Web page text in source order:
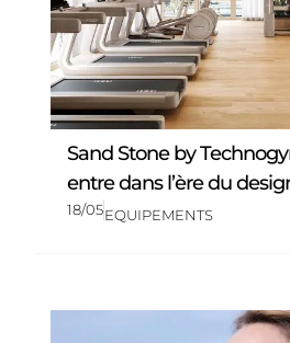
Sand Stone by
entre dans l’ère du
18/05EQUIPEMENTS